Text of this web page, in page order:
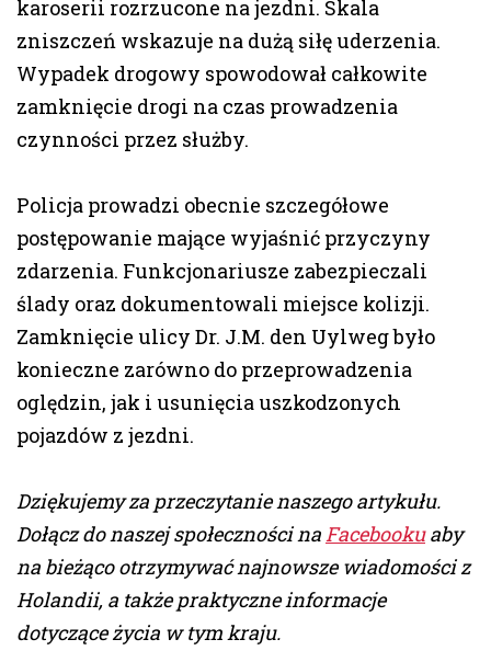
karoserii rozrzucone na jezdni. Skala
zniszczeń wskazuje na dużą siłę uderzenia.
Wypadek drogowy spowodował całkowite
zamknięcie drogi na czas prowadzenia
czynności przez służby.
Policja prowadzi obecnie szczegółowe
postępowanie mające wyjaśnić przyczyny
zdarzenia. Funkcjonariusze zabezpieczali
ślady oraz dokumentowali miejsce kolizji.
Zamknięcie ulicy Dr. J.M. den Uylweg było
konieczne zarówno do przeprowadzenia
oględzin, jak i usunięcia uszkodzonych
pojazdów z jezdni.
Dziękujemy za przeczytanie naszego artykułu.
Dołącz do naszej społeczności naFacebookuaby
na bieżąco otrzymywać najnowsze wiadomości z
Holandii, a także praktyczne informacje
dotyczące życia w tym kraju.